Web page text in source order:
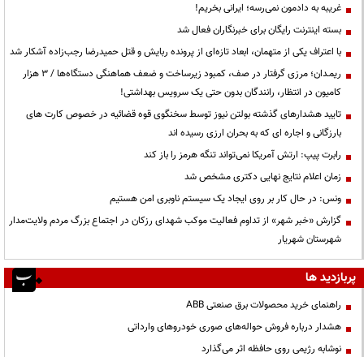
غریبه به دادمون نمی‌رسه؛ ایرانی بخریم!
بسته اینترنت رایگان برای خبرنگاران فعال شد
با اعتراف یکی از متهمان، ابعاد تازه‌ای از پرونده ربایش و قتل حمیدرضا رجب‌زاده آشکار شد
ریمـدان؛ مرزی گرفتار در صف، کمبود زیرساخت و ضعف هماهنگی دستگاه‌ها / ۳ هزار
کامیون در انتظار، رانندگان بدون حتی یک سرویس بهداشتی!
تایید هشدارهای گذشته بولتن نیوز توسط سخنگوی قوه قضائیه در خصوص کارت های
بارزگانی و اجاره ای که به بحران ارزی رسیده اند
رابرت پیپ: ارتش آمریکا نمی‌تواند تنگه هرمز را باز کند
زمان اعلام نتایج نهایی دکتری مشخص شد
ونس: در حال کار بر روی ایجاد یک سیستم ناوبری امن هستیم
گزارش «خبر شهر» از تداوم فعالیت موکب شهدای رزکان در اجتماع بزرگ مردم ولایت‌مدار
شهرستان شهریار
پربازدید ها
راهنمای خرید محصولات برق صنعتی ABB
هشدار درباره فروش حواله‌های صوری خودروهای وارداتی
نوشابه رژیمی روی حافظه اثر می‌گذارد